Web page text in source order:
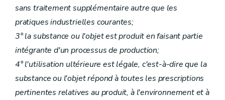
sans traitement supplémentaire autre que les
pratiques industrielles courantes;
3° la substance ou l'objet est produit en faisant partie
intégrante d'un processus de production;
4° l'utilisation ultérieure est légale, c'est-à-dire que la
substance ou l'objet répond à toutes les prescriptions
pertinentes relatives au produit, à l'environnement et à